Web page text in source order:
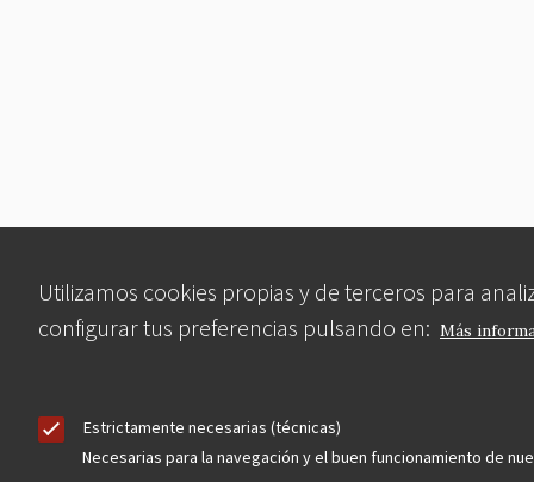
Utilizamos cookies propias y de terceros para
configurar tus preferencias pulsando en: Más
Estrictamente necesarias (técnicas)
Necesarias para la navegación y el buen funcionamiento de